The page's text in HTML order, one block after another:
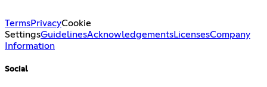
TermsPrivacyCookie
SettingsGuidelinesAcknowledgementsLicensesCompany
Information
Social